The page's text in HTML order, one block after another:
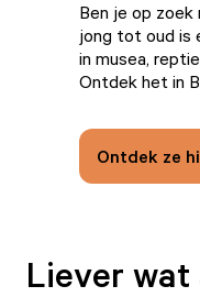
Ben je op zoek
jong tot oud is
in musea,
Ontdek het in
Ontdek ze
Liever